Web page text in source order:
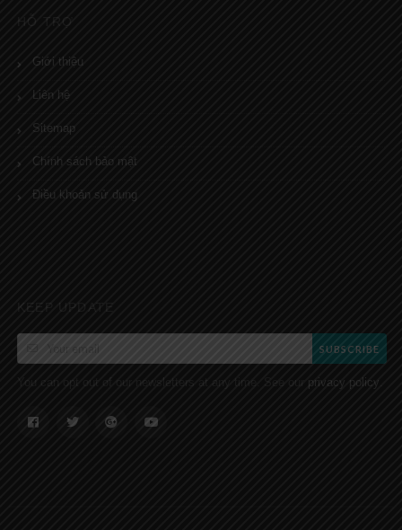
HỖ TRỢ
Giới thiệu
Liên hệ
Sitemap
Chính sách bảo mật
Điều khoản sử dụng
KEEP UPDATE
SUBSCRIBE
You can opt out of our newsletters at any time. See our privacy policy.